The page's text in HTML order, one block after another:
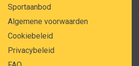
Sportaanbod
Algemene voorwaarden
Cookiebeleid
Privacybeleid